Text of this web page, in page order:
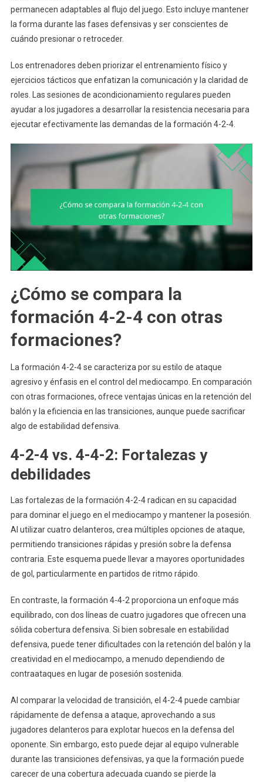
permanecen adaptables al flujo del juego. Esto incluye mantener
la forma durante las fases defensivas y ser conscientes de
cuándo presionar o retroceder.
Los entrenadores deben priorizar el entrenamiento físico y
ejercicios tácticos que enfatizan la comunicación y la claridad de
roles. Las sesiones de acondicionamiento regulares pueden
ayudar a los jugadores a desarrollar la resistencia necesaria para
ejecutar efectivamente las demandas de la formación 4-2-4.
¿Cómo se compara la
formación 4-2-4 con otras
formaciones?
La formación 4-2-4 se caracteriza por su estilo de ataque
agresivo y énfasis en el control del mediocampo. En comparación
con otras formaciones, ofrece ventajas únicas en la retención del
balón y la eficiencia en las transiciones, aunque puede sacrificar
algo de estabilidad defensiva.
4-2-4 vs. 4-4-2: Fortalezas y
debilidades
Las fortalezas de la formación 4-2-4 radican en su capacidad
para dominar el juego en el mediocampo y mantener la posesión.
Al utilizar cuatro delanteros, crea múltiples opciones de ataque,
permitiendo transiciones rápidas y presión sobre la defensa
contraria. Este esquema puede llevar a mayores oportunidades
de gol, particularmente en partidos de ritmo rápido.
En contraste, la formación 4-4-2 proporciona un enfoque más
equilibrado, con dos líneas de cuatro jugadores que ofrecen una
sólida cobertura defensiva. Si bien sobresale en estabilidad
defensiva, puede tener dificultades con la retención del balón y la
creatividad en el mediocampo, a menudo dependiendo de
contraataques en lugar de posesión sostenida.
Al comparar la velocidad de transición, el 4-2-4 puede cambiar
rápidamente de defensa a ataque, aprovechando a sus
jugadores delanteros para explotar huecos en la defensa del
oponente. Sin embargo, esto puede dejar al equipo vulnerable
durante las transiciones defensivas, ya que la formación puede
carecer de una cobertura adecuada cuando se pierde la